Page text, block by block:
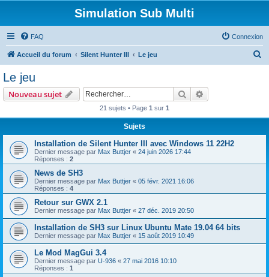
Simulation Sub Multi
FAQ Connexion
Accueil du forum Silent Hunter III Le jeu
Le jeu
Nouveau sujet Rechercher
21 sujets • Page 1 sur 1
Sujets
Installation de Silent Hunter III avec Windows 11 22H2
Dernier message par Max Buttjer « 24 juin 2026 17:44
Réponses : 2
News de SH3
Dernier message par Max Buttjer « 05 févr. 2021 16:06
Réponses : 4
Retour sur GWX 2.1
Dernier message par Max Buttjer « 27 déc. 2019 20:50
Installation de SH3 sur Linux Ubuntu Mate 19.04 64 bits
Dernier message par Max Buttjer « 15 août 2019 10:49
Le Mod MagGui 3.4
Dernier message par U-936 « 27 mai 2016 10:10
Réponses : 1